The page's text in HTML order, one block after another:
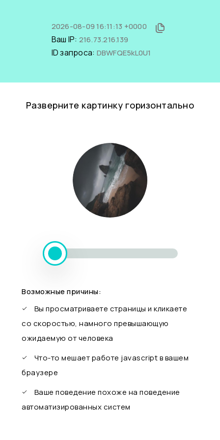
2026-08-09 16:11:13 +0000
Ваш IP: 216.73.216.139
ID запроса: DBWFQE5kL0U1
Разверните картинку горизонтально
Возможные причины:
Вы просматриваете страницы и кликаете
со скоростью, намного превышающую
ожидаемую от человека
Что-то мешает работе javascript в вашем
браузере
Ваше поведение похоже на поведение
автоматизированных систем